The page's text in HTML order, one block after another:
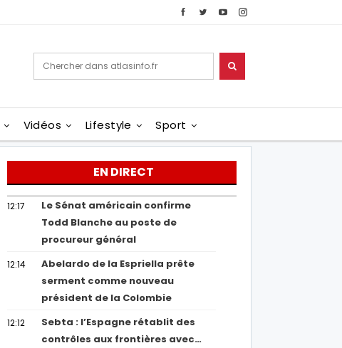
Vidéos Lifestyle Sport
EN DIRECT
12:17
Le Sénat américain confirme
Todd Blanche au poste de
procureur général
12:14
Abelardo de la Espriella prête
serment comme nouveau
président de la Colombie
12:12
Sebta : l’Espagne rétablit des
contrôles aux frontières avec…